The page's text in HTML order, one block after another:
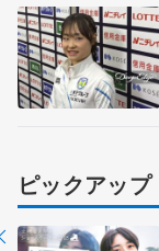
ピックアップ